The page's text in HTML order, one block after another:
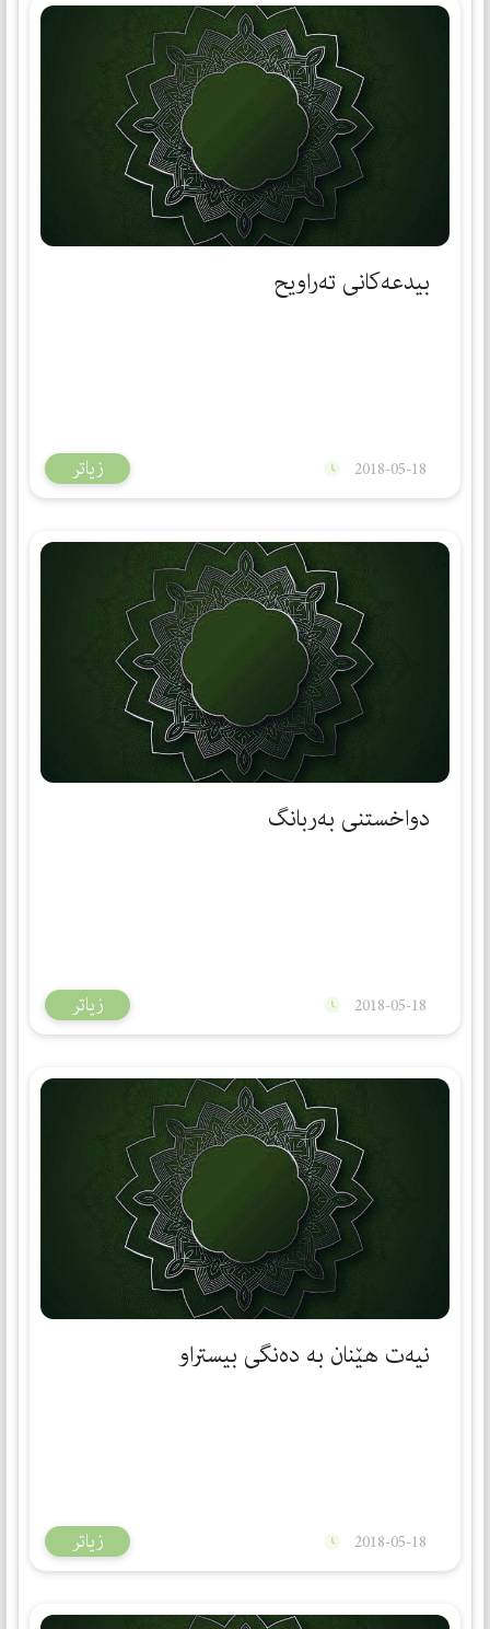
بیدعەكانی تەراویح
زیاتر 2018-05-18
دواخستنی بەربانگ
زیاتر 2018-05-18
نیەت ھێنان بە دەنگی بیستراو
زیاتر 2018-05-18